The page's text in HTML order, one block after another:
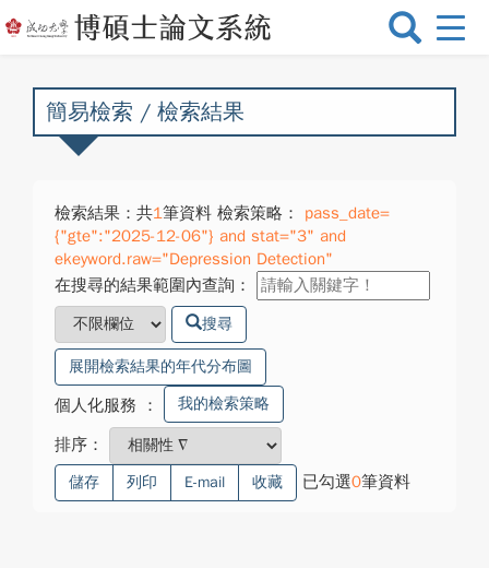
選
換
簡易檢索 / 檢索結果
檢索結果：共1筆資料 檢索策略：
pass_date=
{"gte":"2025-12-06"} and stat="3" and
ekeyword.raw="Depression Detection"
在搜尋的結果範圍內查詢：
搜尋
展開檢索結果的年代分布圖
個人化服務 ： 我的檢索策略
排序：
儲存 列印 E-mail 收藏 已勾選0筆資料